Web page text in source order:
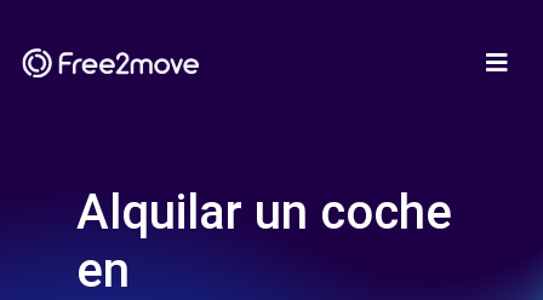
Alquilar un coche
en